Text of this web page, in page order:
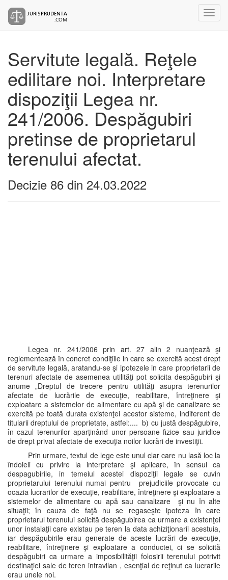
Servitute legală. Reţele
edilitare noi. Interpretare
dispoziţii Legea nr.
241/2006. Despăgubiri
pretinse de proprietarul
terenului afectat.
Decizie 86 din 24.03.2022
Legea nr. 241/2006 prin art. 27 alin 2 nuanţează şi
reglementează în concret condiţiile in care se exercită acest drept
de servitute legală, aratandu-se şi ipotezele in care proprietarii de
terenuri afectate de asemenea utilităţi pot solicita despăgubiri şi
anume „Dreptul de trecere pentru utilităţi asupra terenurilor
afectate de lucrările de execuţie, reabilitare, întreţinere şi
exploatare a sistemelor de alimentare cu apă şi de canalizare se
exercită pe toată durata existenţei acestor sisteme, indiferent de
titularii dreptului de proprietate, astfel:.... b) cu justă despăgubire,
în cazul terenurilor aparţinând unor persoane fizice sau juridice
de drept privat afectate de execuţia noilor lucrări de investiţii.
Prin urmare, textul de lege este unul clar care nu lasă loc la
îndoieli cu privire la interpretare şi aplicare, în sensul ca
despagubirile, in temeiul acestei dispoziţii legale se cuvin
proprietarului terenului numai pentru prejudiciile provocate cu
ocazia lucrarilor de execuţie, reabilitare, întreţinere şi exploatare a
sistemelor de alimentare cu apă sau canalizare şi nu în alte
situaţii; în cauza de faţă nu se regaseşte ipoteza în care
proprietarul terenului solicită despăgubirea ca urmare a existenţei
unor instalaţii care existau pe teren la data achiziţionarii acestuia,
iar despăgubirile erau generate de aceste lucrări de execuţie,
reabilitare, întreţinere şi exploatare a conductei, ci se solicită
despăgubiri ca urmare a imposibilităţii folosirii terenului potrivit
destinaţiei sale de teren intravilan , esenţial de reţinut ca lucrarile
erau unele noi.